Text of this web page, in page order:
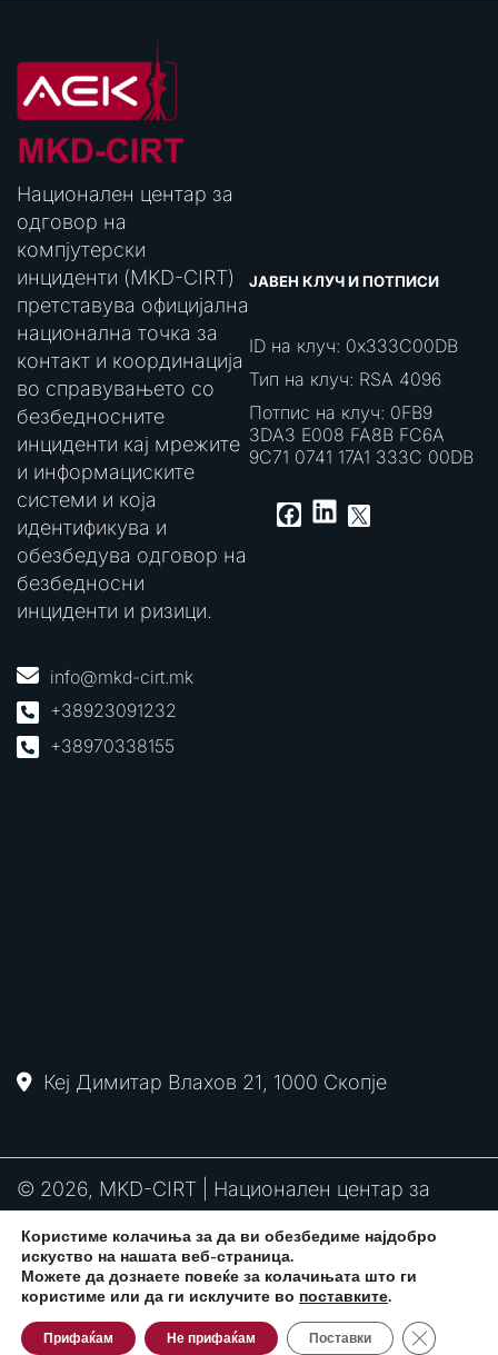
Користиме колачиња за да ви обезбедиме најдобро
искуство на нашата веб-страница.
Можете да дознаете повеќе за колачињата што ги
користиме или да ги исклучите во поставките.
Прифаќам Не прифаќам Поставки Close
Национален центар за
одговор на
компјутерски
инциденти (MKD-CIRT)
претставува официјална
национална точка за
контакт и координација
во справувањето со
безбедносните
инциденти кај мрежите
и информациските
системи и која
идентификува и
обезбедува одговор на
безбедносни
инциденти и ризици.
info@mkd-cirt.mk
+38923091232
+38970338155
ЈАВЕН КЛУЧ И ПОТПИСИ
ID на клуч: 0x333C00DB
Тип на клуч: RSA 4096
Потпис на клуч: 0FB9
3DA3 E008 FA8B FC6A
9C71 0741 17A1 333C 00DB
Facebook
LinkedIn
X
Кеј Димитар Влахов 21, 1000 Скопје
© 2026, MKD-CIRT | Национален центар за
одговор на компјутерски инциденти
PGP
потпис
RFC2350 Политика за привантост
Развиено од:CPP Services